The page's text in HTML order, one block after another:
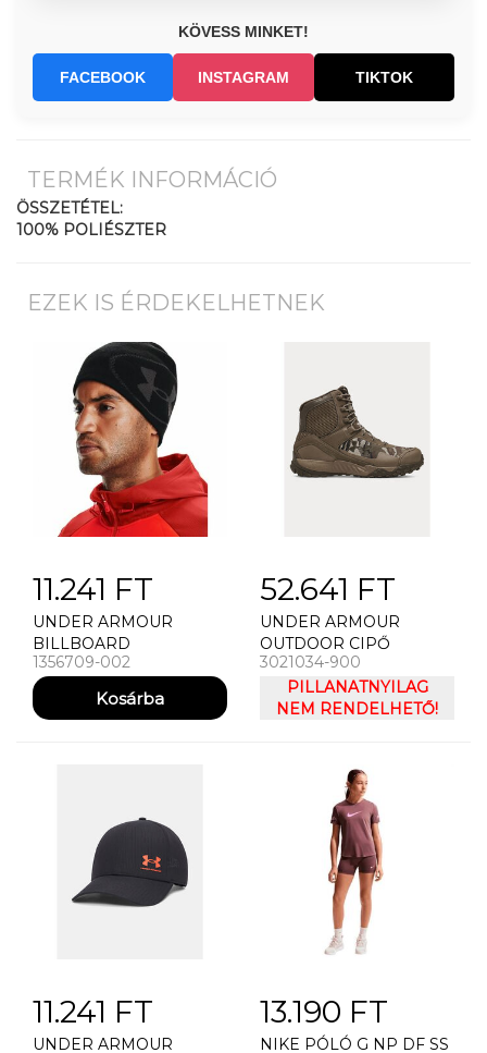
KÖVESS MINKET!
FACEBOOK INSTAGRAM TIKTOK
TERMÉK INFORMÁCIÓ
ÖSSZETÉTEL:
100% POLIÉSZTER
EZEK IS ÉRDEKELHETNEK
11.241 FT
UNDER ARMOUR
BILLBOARD
REVERSIBLE BEANIE
SAPKA
1356709-002
52.641 FT
UNDER ARMOUR
OUTDOOR CIPŐ
PÁNSKÉ BOTY UNDER
ARMOUR VALSETZ RTS
3021034-900
PILLANATNYILAG
NEM RENDELHETŐ!
11.241 FT
UNDER ARMOUR
13.190 FT
NIKE PÓLÓ G NP DF SS